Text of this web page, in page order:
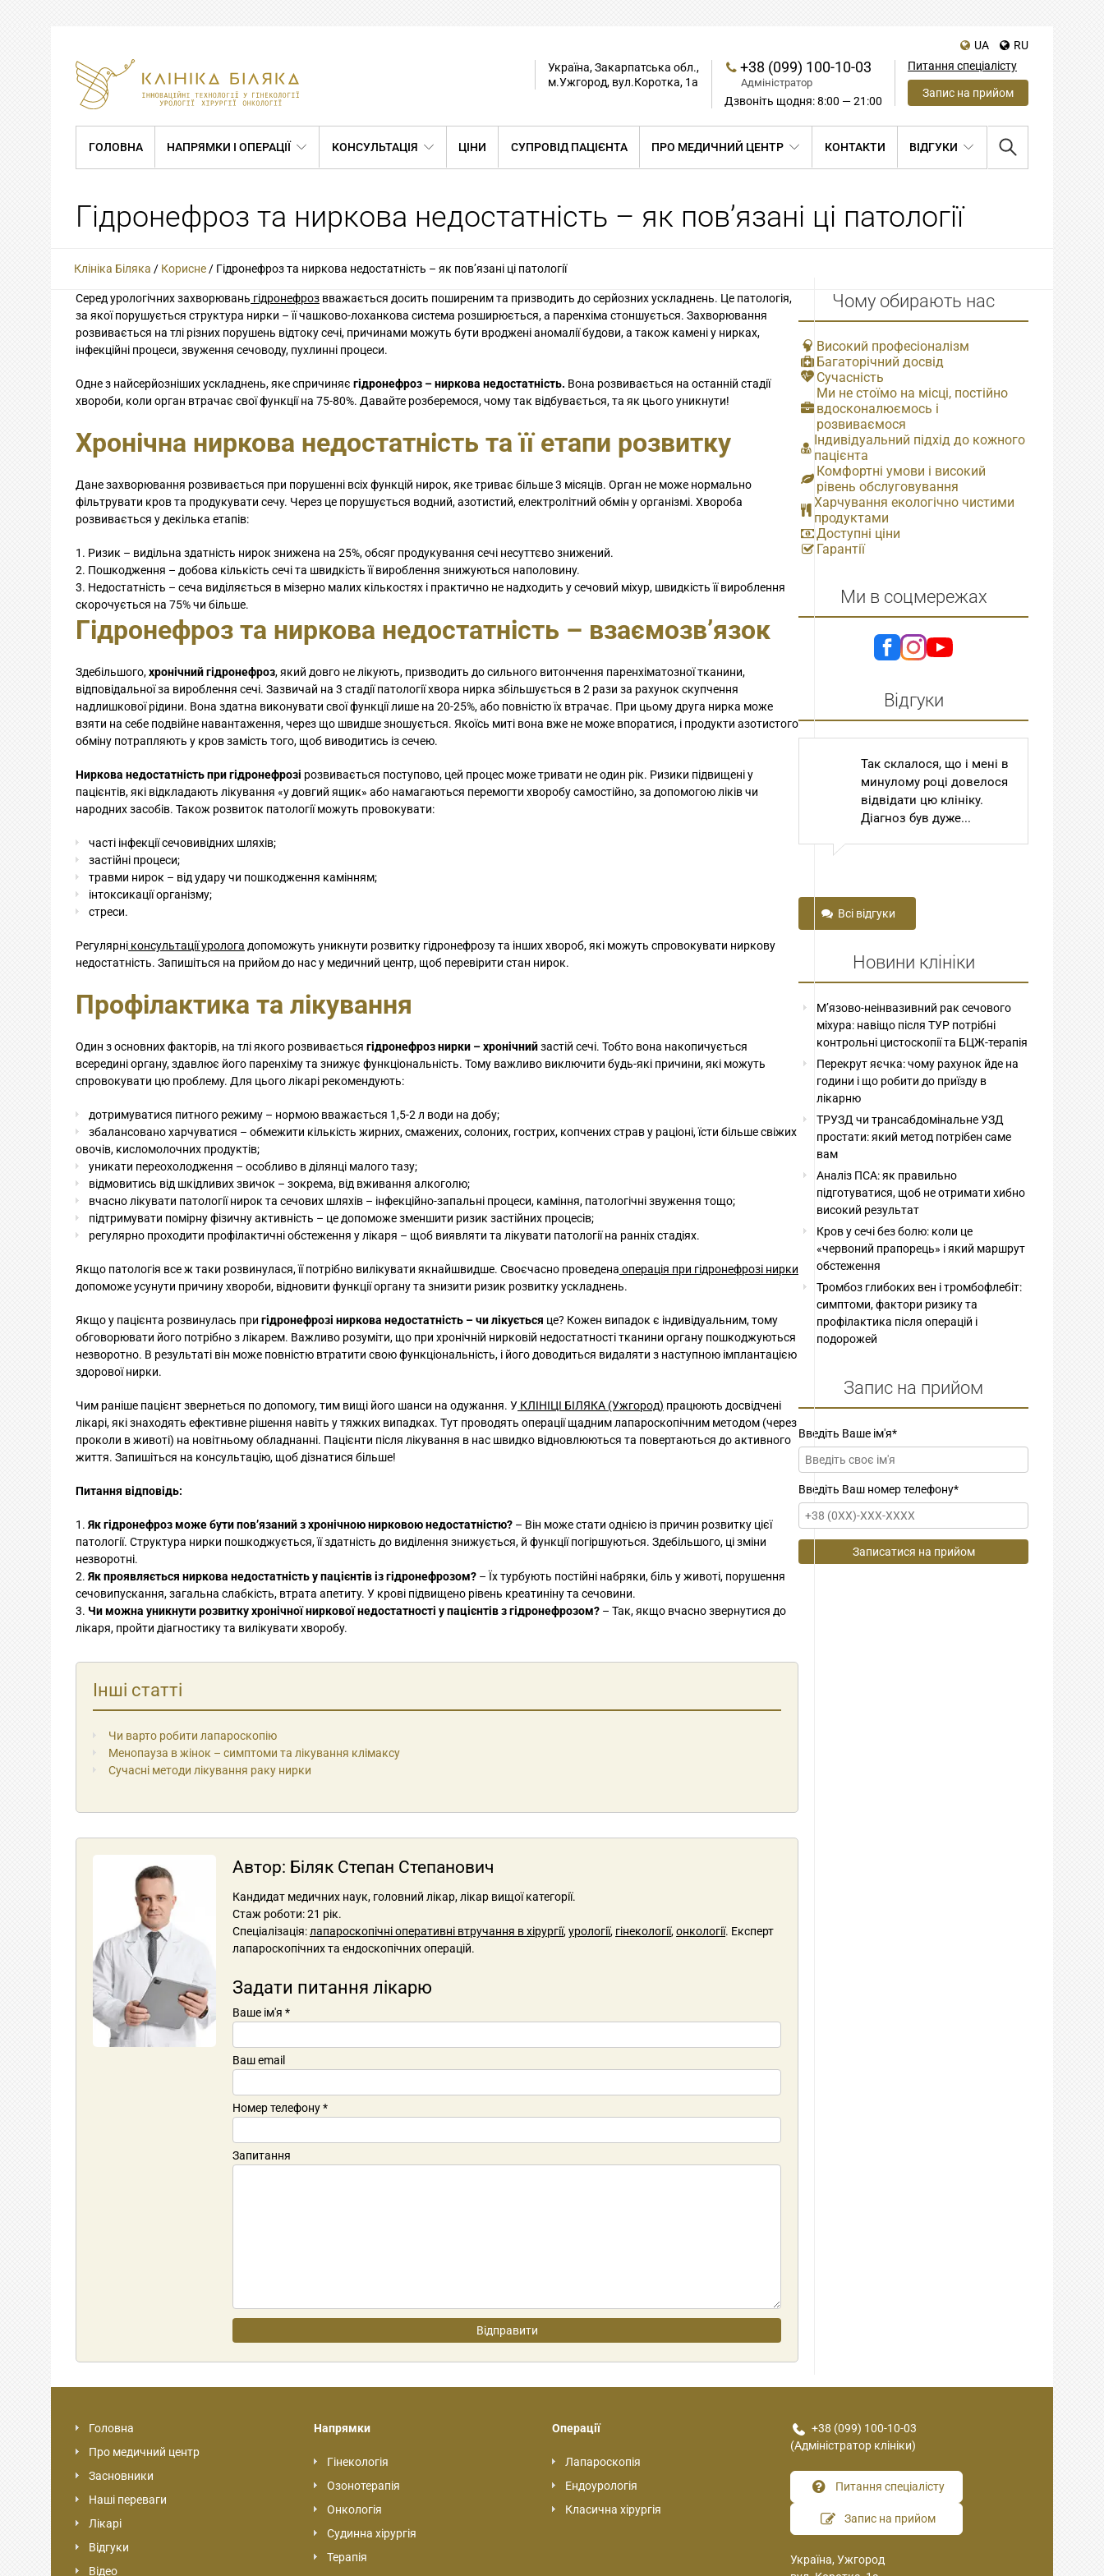
UA
RU
Україна, Закарпатська обл.,
м.Ужгород, вул.Коротка, 1а
+38 (099) 100-10-03
Адміністратор
Дзвоніть щодня: 8:00 — 21:00
Питання спеціалісту
Запис на прийом
ГОЛОВНА НАПРЯМКИ І ОПЕРАЦІЇ КОНСУЛЬТАЦІЯ ЦІНИ СУПРОВІД ПАЦІЄНТА ПРО МЕДИЧНИЙ ЦЕНТР КОНТАКТИ ВІДГУКИ
Гідронефроз та ниркова недостатність – як пов’язані ці патології
Клініка Біляка / Корисне / Гідронефроз та ниркова недостатність – як пов’язані ці патології
Серед урологічних захворювань гідронефроз вважається досить поширеним та призводить до серйозних ускладнень. Це патологія,
за якої порушується структура нирки – її чашково-лоханкова система розширюється, а паренхіма стоншується. Захворювання
розвивається на тлі різних порушень відтоку сечі, причинами можуть бути вроджені аномалії будови, а також камені у нирках,
інфекційні процеси, звуження сечоводу, пухлинні процеси.
Одне з найсерйозніших ускладнень, яке спричиняє гідронефроз – ниркова недостатність. Вона розвивається на останній стадії
хвороби, коли орган втрачає свої функції на 75-80%. Давайте розберемося, чому так відбувається, та як цього уникнути!
Хронічна ниркова недостатність та її етапи розвитку
Дане захворювання розвивається при порушенні всіх функцій нирок, яке триває більше 3 місяців. Орган не може нормально
фільтрувати кров та продукувати сечу. Через це порушується водний, азотистий, електролітний обмін у організмі. Хвороба
розвивається у декілька етапів:
Ризик – видільна здатність нирок знижена на 25%, обсяг продукування сечі несуттєво знижений.
Пошкодження – добова кількість сечі та швидкість її вироблення знижуються наполовину.
Недостатність – сеча виділяється в мізерно малих кількостях і практично не надходить у сечовий міхур, швидкість її вироблення
скорочується на 75% чи більше.
Гідронефроз та ниркова недостатність – взаємозв’язок
Здебільшого,хронічний гідронефроз, який довго не лікують, призводить до сильного витончення паренхіматозної тканини,
відповідальної за вироблення сечі. Зазвичай на 3 стадії патології хвора нирка збільшується в 2 рази за рахунок скупчення
надлишкової рідини. Вона здатна виконувати свої функції лише на 20-25%, або повністю їх втрачає. При цьому друга нирка може
взяти на себе подвійне навантаження, через що швидше зношується. Якоїсь миті вона вже не може впоратися, і продукти азотистого
обміну потрапляють у кров замість того, щоб виводитись із сечею.
Ниркова недостатність при гідронефрозі розвивається поступово, цей процес може тривати не один рік. Ризики підвищені у
пацієнтів, які відкладають лікування «у довгий ящик» або намагаються перемогти хворобу самостійно, за допомогою ліків чи
народних засобів. Також розвиток патології можуть провокувати:
часті інфекції сечовивідних шляхів;
застійні процеси;
травми нирок – від удару чи пошкодження камінням;
інтоксикації організму;
стреси.
Регулярні консультації уролога допоможуть уникнути розвитку гідронефрозу та інших хвороб, які можуть спровокувати ниркову
недостатність. Запишіться на прийом до нас у медичний центр, щоб перевірити стан нирок.
Профілактика та лікування
Один з основних факторів, на тлі якого розвивається гідронефроз нирки – хронічнийзастій сечі. Тобто вона накопичується
всередині органу, здавлює його паренхіму та знижує функціональність. Тому важливо виключити будь-які причини, які можуть
спровокувати цю проблему. Для цього лікарі рекомендують:
дотримуватися питного режиму – нормою вважається 1,5-2 л води на добу;
збалансовано харчуватися – обмежити кількість жирних, смажених, солоних, гострих, копчених страв у раціоні, їсти більше свіжих
овочів, кисломолочних продуктів;
уникати переохолодження – особливо в ділянці малого тазу;
відмовитись від шкідливих звичок – зокрема, від вживання алкоголю;
вчасно лікувати патології нирок та сечових шляхів – інфекційно-запальні процеси, каміння, патологічні звуження тощо;
підтримувати помірну фізичну активність – це допоможе зменшити ризик застійних процесів;
регулярно проходити профілактичні обстеження у лікаря – щоб виявляти та лікувати патології на ранніх стадіях.
Якщо патологія все ж таки розвинулася, її потрібно вилікувати якнайшвидше. Своєчасно проведена операція при гідронефрозі нирки
допоможе усунути причину хвороби, відновити функції органу та знизити ризик розвитку ускладнень.
Якщо у пацієнта розвинулась при гідронефрозі ниркова недостатність – чи лікується це? Кожен випадок є індивідуальним, тому
обговорювати його потрібно з лікарем. Важливо розуміти, що при хронічній нирковій недостатності тканини органу пошкоджуються
незворотно. В результаті він може повністю втратити свою функціональність, і його доводиться видаляти з наступною імплантацією
здорової нирки.
Чим раніше пацієнт звернеться по допомогу, тим вищі його шанси на одужання. У КЛІНІЦІ БІЛЯКА (Ужгород) працюють досвідчені
лікарі, які знаходять ефективне рішення навіть у тяжких випадках. Тут проводять операції щадним лапароскопічним методом (через
проколи в животі) на новітньому обладнанні. Пацієнти після лікування в нас швидко відновлюються та повертаються до активного
життя. Запишіться на консультацію, щоб дізнатися більше!
Питання відповідь:
Як гідронефроз може бути пов’язаний з хронічною нирковою недостатністю? – Він може стати однією із причин розвитку цієї
патології. Структура нирки пошкоджується, її здатність до виділення знижується, й функції погіршуються. Здебільшого, ці зміни
незворотні.
Як проявляється ниркова недостатність у пацієнтів із гідронефрозом? – Їх турбують постійні набряки, біль у животі, порушення
сечовипускання, загальна слабкість, втрата апетиту. У крові підвищено рівень креатиніну та сечовини.
Чи можна уникнути розвитку хронічної ниркової недостатності у пацієнтів з гідронефрозом? – Так, якщо вчасно звернутися до
лікаря, пройти діагностику та вилікувати хворобу.
Інші статті
Чи варто робити лапароскопію
Менопауза в жінок – симптоми та лікування клімаксу
Сучасні методи лікування раку нирки
Автор: Біляк Степан Степанович
Кандидат медичних наук, головний лікар, лікар вищої категорії.
Стаж роботи: 21 рік.
Спеціалізація:лапароскопічні оперативні втручання в хірургії,урології, гінекології,онкології. Експерт
лапароскопічних та ендоскопічних операцій.
Задати питання лікарю
Ваше ім'я *
Ваш email
Номер телефону*
Запитання
Чому обирають нас
Високий професіоналізм
Багаторічний досвід
Сучасність
Ми не стоїмо на місці, постійно
вдосконалюємось і
розвиваємося
Індивідуальний підхід до кожного
пацієнта
Комфортні умови і високий
рівень обслуговування
Харчування екологічно чистими
продуктами
Доступні ціни
Гарантії
Ми в соцмережах
Відгуки
Так склалося, що і мені в
минулому році довелося
відвідати цю клініку.
Діагноз був дуже...
Всі відгуки
Новини клініки
М’язово-неінвазивний рак сечового
міхура: навіщо після ТУР потрібні
контрольні цистоскопії та БЦЖ-терапія
Перекрут яєчка: чому рахунок йде на
години і що робити до приїзду в
лікарню
ТРУЗД чи трансабдомінальне УЗД
простати: який метод потрібен саме
вам
Аналіз ПСА: як правильно
підготуватися, щоб не отримати хибно
високий результат
Кров у сечі без болю: коли це
«червоний прапорець» і який маршрут
обстеження
Тромбоз глибоких вен і тромбофлебіт:
симптоми, фактори ризику та
профілактика після операцій і
подорожей
Запис на прийом
Введіть Ваше ім'я*
Введіть Ваш номер телефону*
Головна
Про медичний центр
Засновники
Наші переваги
Лікарі
Відгуки
Відео
Напрямки
Гінекологія
Озонотерапія
Онкологія
Судинна хірургія
Терапія
Операції
Лапароскопія
Ендоурологія
Класична хірургія
+38 (099) 100-10-03
(Адміністратор клініки)
Питання спеціалісту
Запис на прийом
Україна, Ужгород